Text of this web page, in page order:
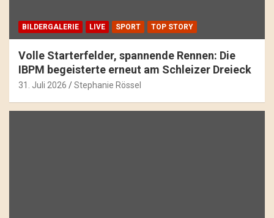
BILDERGALERIE LIVE SPORT TOP STORY
Volle Starterfelder, spannende Rennen: Die
IBPM begeisterte erneut am Schleizer Dreieck
31. Juli 2026 Stephanie Rössel